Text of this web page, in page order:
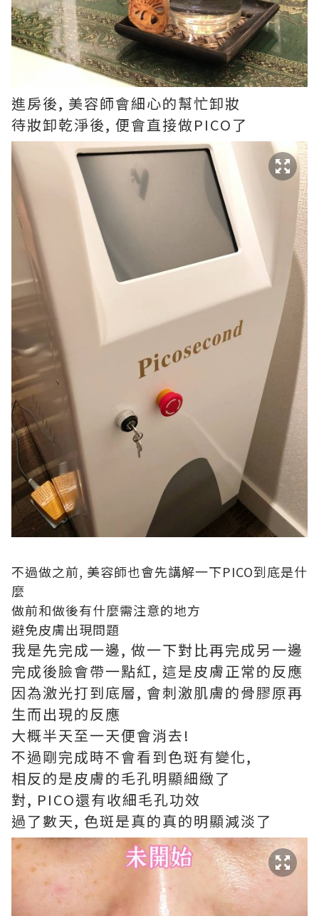
進房後, 美容師會細心的幫忙卸妝
待妝卸乾淨後, 便會直接做PICO了
不過做之前, 美容師也會先講解一下PICO到底是什
麼
做前和做後有什麼需注意的地方
避免皮膚出現問題
我是先完成一邊, 做一下對比再完成另一邊
完成後臉會帶一點紅, 這是皮膚正常的反應
因為激光打到底層, 會刺激肌膚的骨膠原再
生而出現的反應
大概半天至一天便會消去!
不過剛完成時不會看到色斑有變化,
相反的是皮膚的毛孔明顯細緻了
對, PICO還有收細毛孔功效
過了數天, 色斑是真的真的明顯減淡了